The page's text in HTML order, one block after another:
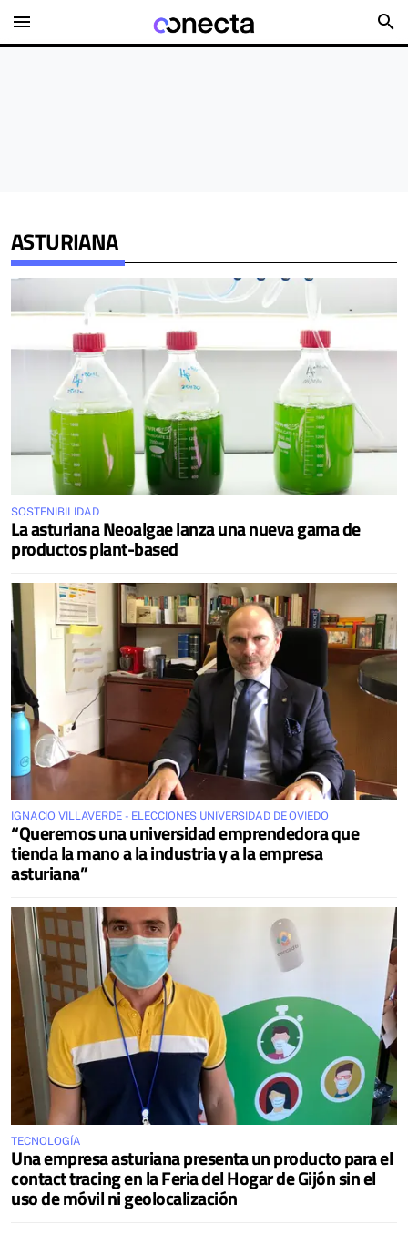
menu search
ASTURIANA
SOSTENIBILIDAD
La asturiana Neoalgae lanza una nueva gama de
productos plant-based
IGNACIO VILLAVERDE - ELECCIONES UNIVERSIDAD DE OVIEDO
“Queremos una universidad emprendedora que
tienda la mano a la industria y a la empresa
asturiana”
TECNOLOGÍA
Una empresa asturiana presenta un producto para el
contact tracing en la Feria del Hogar de Gijón sin el
uso de móvil ni geolocalización